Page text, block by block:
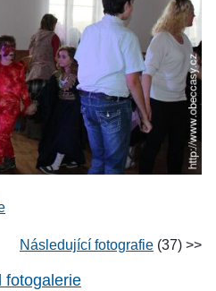
Následující fotografie (37) >>
fotogalerie